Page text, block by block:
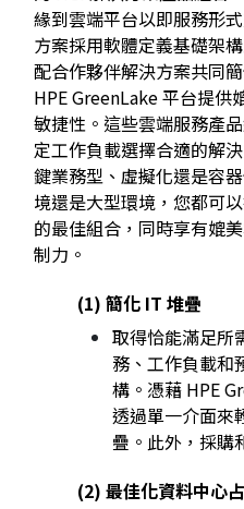
緣到雲端平台以即服務形
方案採用軟體定義基礎架
配合作夥伴解決方案共同
HPE GreenLake 平台提供
敏捷性。這些雲端服務產
定工作負載選擇合適的解
鍵業務型、虛擬化還是容
境還是大型環境，您都可
的最佳組合，同時享有媲
制力。
(1) 簡化 IT 堆疊
取得恰能滿足所
務、工作負載和
構。憑藉 HPE
透過單一介面來
疊。此外，採購
(2) 最佳化資料中心